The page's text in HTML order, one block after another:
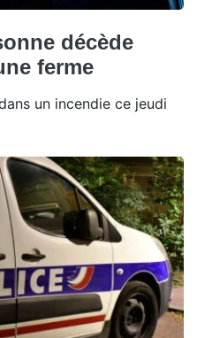
décède
ferme
un incendie ce jeudi